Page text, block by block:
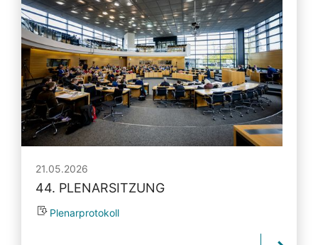
21.05.2026
44. PLENARSITZUNG
Plenarprotokoll